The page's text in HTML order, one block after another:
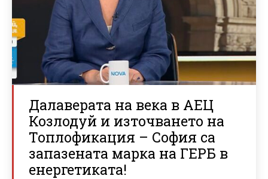
Далаверата на века в АЕЦ
Козлодуй и източването на
Топлофикация – София са
запазената марка на ГЕРБ в
енергетиката!